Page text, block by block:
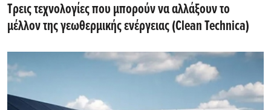
Τρεις τεχνολογίες που μπορούν να αλλάξουν το
μέλλον της γεωθερμικής ενέργειας (Clean Technica)